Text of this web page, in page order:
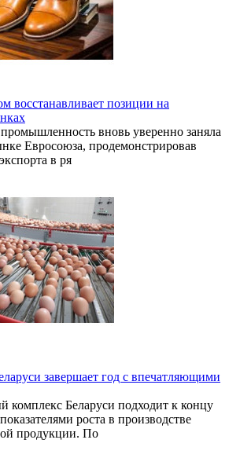
восстанавливает позиции на
промышленность вновь уверенно заняла
Евросоюза, продемонстрировав
в ря
завершает год с впечатляющими
Беларуси подходит к концу
роста в производстве
продукции. По